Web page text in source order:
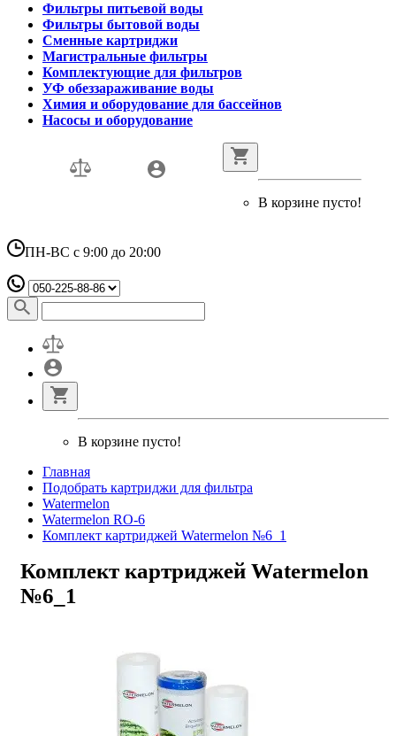
Фильтры питьевой воды
Фильтры бытовой воды
Сменные картриджи
Магистральные фильтры
Комплектующие для фильтров
УФ обеззараживание воды
Химия и оборудование для бассейнов
Насосы и оборудование
В корзине пусто!
ПН-ВС с 9:00 до 20:00
В корзине пусто!
Главная
Подобрать картриджи для фильтра
Watermelon
Watermelon RO-6
Комплект картриджей Watermelon №6_1
Комплект картриджей Watermelon
№6_1